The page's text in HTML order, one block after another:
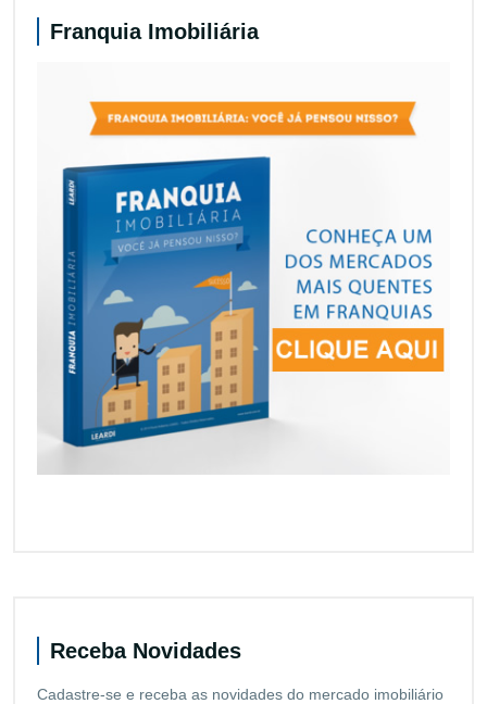
Franquia Imobiliária
Receba Novidades
Cadastre-se e receba as novidades do mercado imobiliário